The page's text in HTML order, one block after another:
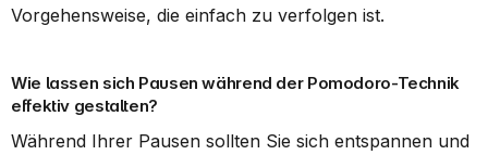
Vorgehensweise, die einfach zu verfolgen ist.
Wie lassen sich Pausen während der Pomodoro-Technik
effektiv gestalten?
Während Ihrer Pausen sollten Sie sich entspannen und